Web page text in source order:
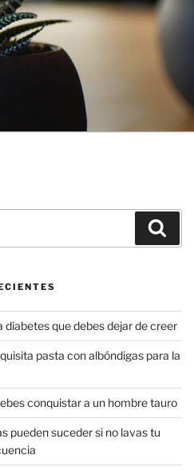
diabetes que debes dejar de creer
pasta con albóndigas para la
conquistar a un hombre tauro
pueden suceder si no lavas tu